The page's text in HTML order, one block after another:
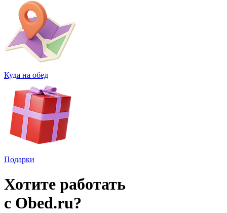
Куда на обед
Подарки
Хотите работать
с Obed.ru?